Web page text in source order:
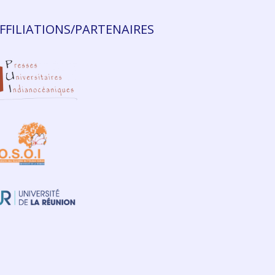
PARTENAIRES